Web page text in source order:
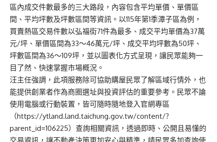
區內成交件數最多的三大路段，內容包含平均單價、單價區
間、平均坪數及坪數區間等資訊。以115年第1季潭子區為例，
買賣熱區交易件數以弘福街71件為最多、成交平均單價為37萬
元/坪、單價區間為33〜46萬元/坪、成交平均坪數為50坪、
坪數區間為36〜109坪，並以圖表化方式呈現，讓民眾能夠一
目了然、快速掌握市場概況。
汪主任強調，此項服務除可協助購屋民眾了解區域行情外，也
能提供創業者作為商圈選址與投資評估的重要參考。民眾不論
使用電腦或行動裝置，皆可隨時隨地登入官網專區
（https://ytland.land.taichung.gov.tw/content/?
parent_id=106225）查詢相關資訊，透過即時、公開且易懂的